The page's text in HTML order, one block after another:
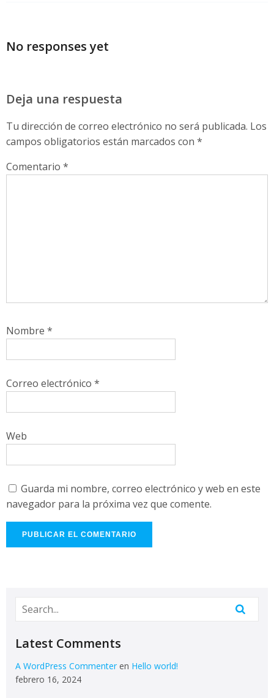
No responses yet
Deja una respuesta
Tu dirección de correo electrónico no será publicada. Los
campos obligatorios están marcados con *
Comentario *
Nombre *
Correo electrónico *
Web
Guarda mi nombre, correo electrónico y web en este
navegador para la próxima vez que comente.
Latest Comments
A WordPress Commenter en Hello world!
febrero 16, 2024